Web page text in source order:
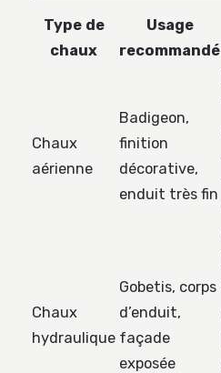
Type de
chaux
Usage
recommandé
Chaux
aérienne
Badigeon,
finition
décorative,
enduit très fin
Chaux
hydraulique
Gobetis, corps
d’enduit,
façade
exposée